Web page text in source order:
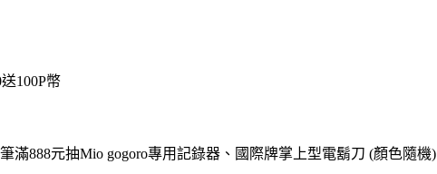
100P幣
滿888元抽Mio gogoro專用記錄器、國際牌掌上型電鬍刀 (顏色隨機)